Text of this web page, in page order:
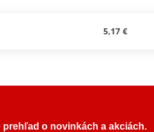
5,17 €
prehľad o novinkách a akciách.